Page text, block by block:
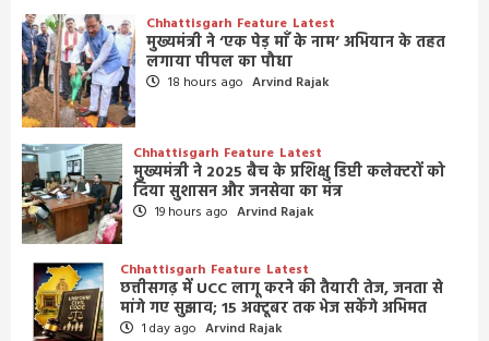
Chhattisgarh Feature Latest
मुख्यमंत्री ने ‘एक पेड़ माँ के नाम’ अभियान के तहत
लगाया पीपल का पौधा
18 hours ago Arvind Rajak
Chhattisgarh Feature Latest
मुख्यमंत्री ने 2025 बैच के प्रशिक्षु डिप्टी कलेक्टरों को
दिया सुशासन और जनसेवा का मंत्र
19 hours ago Arvind Rajak
Chhattisgarh Feature Latest
छत्तीसगढ़ में UCC लागू करने की तैयारी तेज, जनता से
मांगे गए सुझाव; 15 अक्टूबर तक भेज सकेंगे अभिमत
1 day ago Arvind Rajak